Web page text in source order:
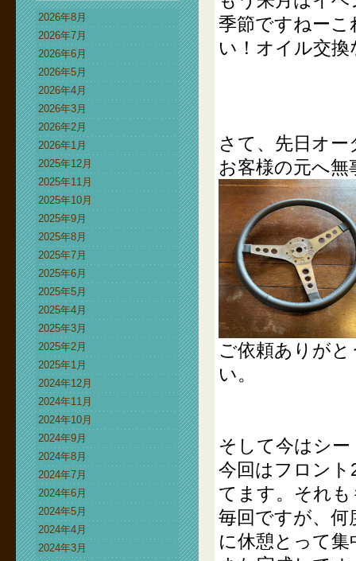
2026年8月
2026年7月
2026年6月
2026年5月
2026年4月
2026年3月
2026年2月
2026年1月
2025年12月
2025年11月
2025年10月
2025年9月
2025年8月
2025年7月
2025年6月
2025年5月
2025年4月
2025年3月
2025年2月
2025年1月
2024年12月
2024年11月
2024年10月
2024年9月
2024年8月
2024年7月
2024年6月
2024年5月
2024年4月
2024年3月
季節ですねー
い！オイル交
さて、先日オ
お客様の元へ
ご依頼ありが
い。
そして今はシ
今回はフロン
てます。それ
毎回ですが、
に休憩とって